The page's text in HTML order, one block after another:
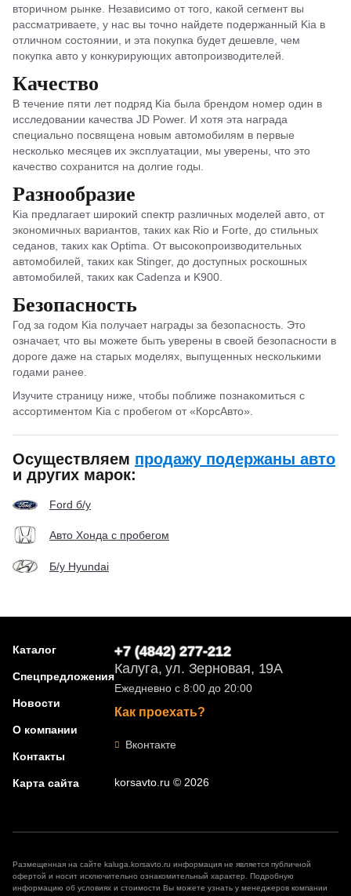
вторичном рынке. Независимо от того, какой сегмент вы
рассматриваете, у нас вы точно найдете подержанный Kia в
отличном состоянии, и эта покупка будет дешевле, чем
покупка авто у конкурирующих автопроизводителей.
Качество
В течение пяти лет подряд Kia была брендом номер один в
исследовании качества JD Power. И хотя эта награда
специально посвящена новым автомобилям в первые
несколько месяцев их эксплуатации, мы уверены, что это
качество сохранится на долгие годы.
Разнообразие
Kia предлагает широкий спектр различных моделей авто, от
экономичных вариантов, таких как Rio и Forte, до стильных
седанов, таких как Optima. От высокопроизводительных
автомобилей, таких как Stinger, до доступных роскошных
автомобилей, таких как Cadenza и K900.
Безопасность
Год за годом Kia получает награды за безопасность. Это
означает, что вы можете быть уверены в своей безопасности в
дороге даже на старых моделях, выпущенных несколькими
годами ранее.
Изучите страницу ниже, чтобы поближе познакомиться с
ассортиментом Kia с пробегом от «КорсАвто».
Осуществляем продажу подержаны авто
и других марок:
Ford б/у
Авто Хонда с пробегом
Б/у Hyundai
Каталог
Спецпредложения
Новости
О компании
Контакты
Карта сайта
+7 (4842) 277-212
Калуга, ул. Зерновая, 19А
Ежедневно с 8:00 до 20:00
Как проехать?
Вконтакте
korsavto.ru © 2026
Размещенная на сайте kaluga.korsavto.ru информация не является публичной
офертой и носит исключительно ознакомительный характер. Подробную
информацию об условиях и стоимости Вы можете узнать у менеджеров компании